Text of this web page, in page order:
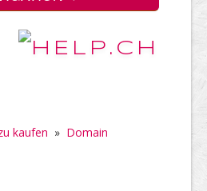
kaufen » Domain